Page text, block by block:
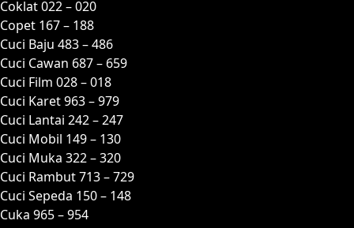
Coklat 022 – 020
Copet 167 – 188
Cuci Baju 483 – 486
Cuci Cawan 687 – 659
Cuci Film 028 – 018
Cuci Karet 963 – 979
Cuci Lantai 242 – 247
Cuci Mobil 149 – 130
Cuci Muka 322 – 320
Cuci Rambut 713 – 729
Cuci Sepeda 150 – 148
Cuka 965 – 954